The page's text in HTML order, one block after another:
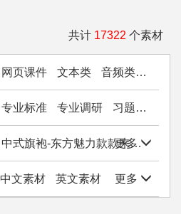
共计 17322 个素材
网页课件 文本类 音频类
专业标准 专业调研 习题作业
更多
中式旗袍-东方魅力款款来 Seal
更多
中文素材 英文素材